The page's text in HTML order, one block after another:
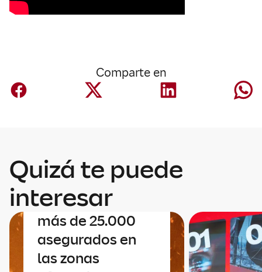
Comparte en
Quizá te puede
interesar
Negocio España
Mapfre contacta
uno a uno con sus
más de 25.000
asegurados en
las zonas